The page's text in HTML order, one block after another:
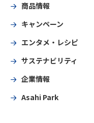
商品情報
キャンペーン
エンタメ・レシピ
サステナビリティ
企業情報
Asahi Park